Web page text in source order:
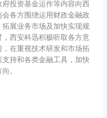
投资基金运作等内容向西
各方围绕运用财政金融政
展业务市场及加快实现规
西安科迅积极听取各方意
在重视技术研发和市场拓
持和各类金融工具，加快
。